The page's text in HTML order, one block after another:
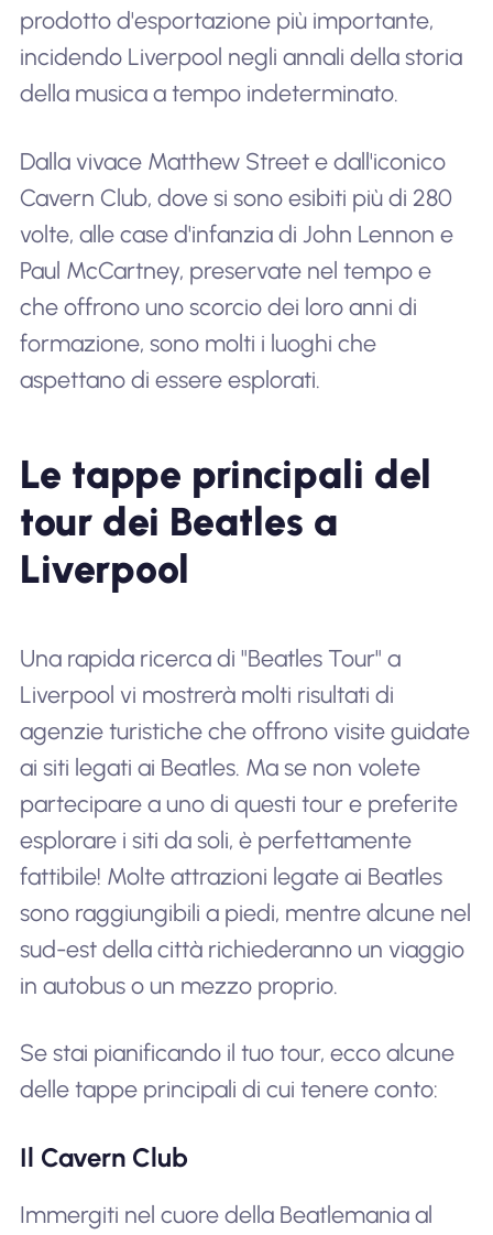
prodotto d'esportazione più importante,
incidendo Liverpool negli annali della storia
della musica a tempo indeterminato.
Dalla vivace Matthew Street e dall'iconico
Cavern Club, dove si sono esibiti più di 280
volte, alle case d'infanzia di John Lennon e
Paul McCartney, preservate nel tempo e
che offrono uno scorcio dei loro anni di
formazione, sono molti i luoghi che
aspettano di essere esplorati.
Le tappe principali del
tour dei Beatles a
Liverpool
Una rapida ricerca di "Beatles Tour" a
Liverpool vi mostrerà molti risultati di
agenzie turistiche che offrono visite guidate
ai siti legati ai Beatles. Ma se non volete
partecipare a uno di questi tour e preferite
esplorare i siti da soli, è perfettamente
fattibile! Molte attrazioni legate ai Beatles
sono raggiungibili a piedi, mentre alcune nel
sud-est della città richiederanno un viaggio
in autobus o un mezzo proprio.
Se stai pianificando il tuo tour, ecco alcune
delle tappe principali di cui tenere conto:
Il Cavern Club
Immergiti nel cuore della Beatlemania al